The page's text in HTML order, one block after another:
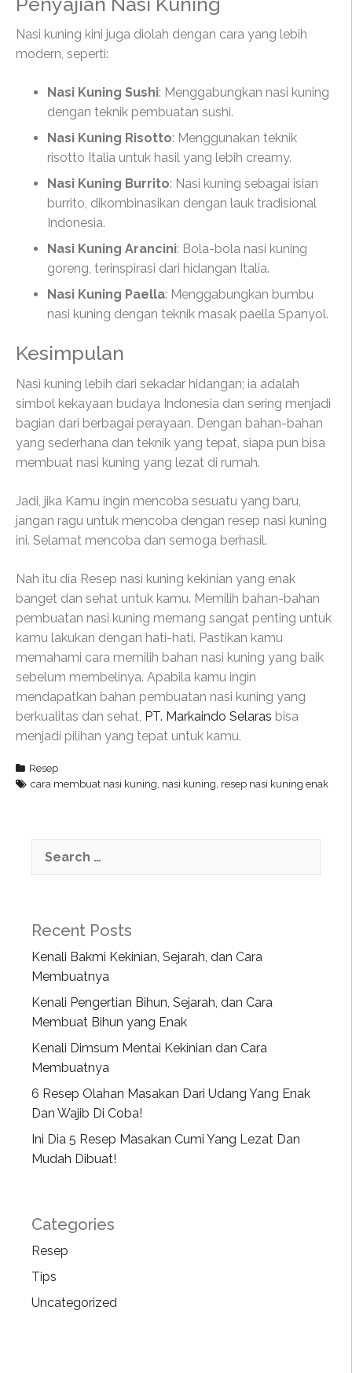
Nasi kuning kini juga diolah dengan cara yang lebih
modern, seperti:
Nasi Kuning Sushi: Menggabungkan nasi kuning
dengan teknik pembuatan sushi.
Nasi Kuning Risotto: Menggunakan teknik
risotto Italia untuk hasil yang lebih creamy.
Nasi Kuning Burrito: Nasi kuning sebagai isian
burrito, dikombinasikan dengan lauk tradisional
Indonesia.
Nasi Kuning Arancini: Bola-bola nasi kuning
goreng, terinspirasi dari hidangan Italia.
Nasi Kuning Paella: Menggabungkan bumbu
nasi kuning dengan teknik masak paella Spanyol.
Kesimpulan
Nasi kuning lebih dari sekadar hidangan; ia adalah
simbol kekayaan budaya Indonesia dan sering menjadi
bagian dari berbagai perayaan. Dengan bahan-bahan
yang sederhana dan teknik yang tepat, siapa pun bisa
membuat nasi kuning yang lezat di rumah.
Jadi, jika Kamu ingin mencoba sesuatu yang baru,
jangan ragu untuk mencoba dengan resep nasi kuning
ini. Selamat mencoba dan semoga berhasil.
Nah itu dia Resep nasi kuning kekinian yang enak
banget dan sehat untuk kamu. Memilih bahan-bahan
pembuatan nasi kuning memang sangat penting untuk
kamu lakukan dengan hati-hati. Pastikan kamu
memahami cara memilih bahan nasi kuning yang baik
sebelum membelinya. Apabila kamu ingin
mendapatkan bahan pembuatan nasi kuning yang
berkualitas dan sehat, PT. Markaindo Selaras bisa
menjadi pilihan yang tepat untuk kamu.
Resep
cara membuat nasi kuning, nasi kuning, resep nasi kuning enak
Recent Posts
Kenali Bakmi Kekinian, Sejarah, dan Cara
Membuatnya
Kenali Pengertian Bihun, Sejarah, dan Cara
Membuat Bihun yang Enak
Kenali Dimsum Mentai Kekinian dan Cara
Membuatnya
6 Resep Olahan Masakan Dari Udang Yang Enak
Dan Wajib Di Coba!
Ini Dia 5 Resep Masakan Cumi Yang Lezat Dan
Mudah Dibuat!
Categories
Resep
Tips
Uncategorized